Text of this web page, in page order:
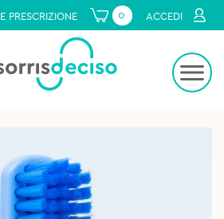
PRESCRIZIONE 0 ACCEDI